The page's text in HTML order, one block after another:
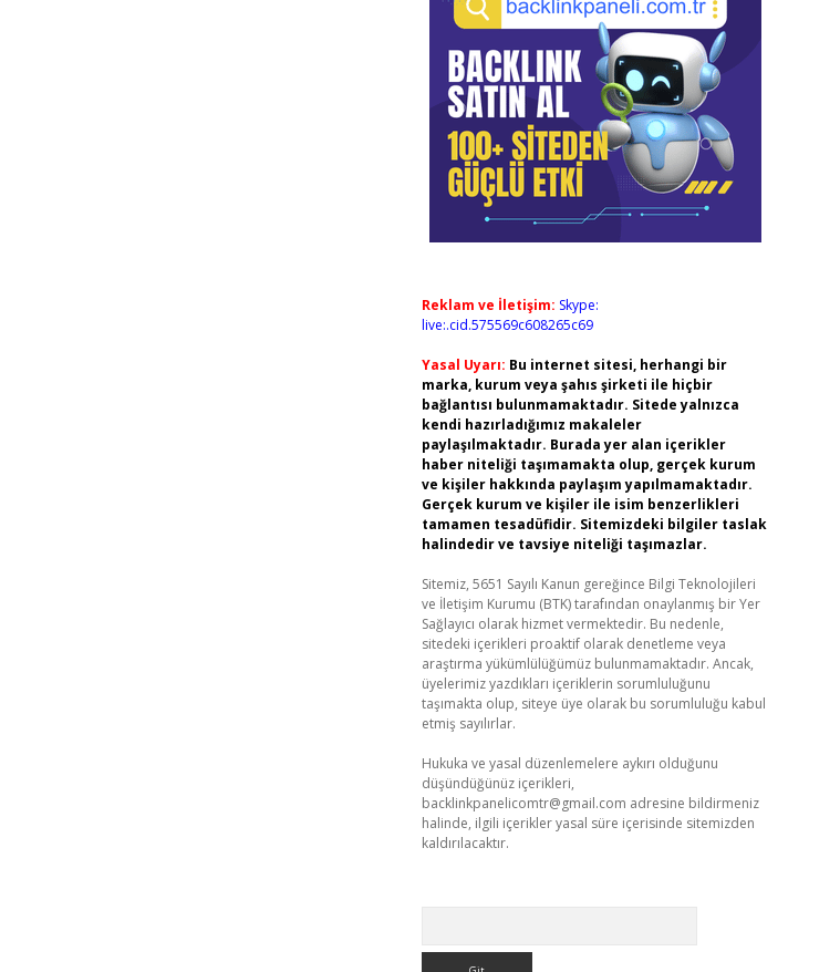
Reklam ve İletişim: Skype:
live:.cid.575569c608265c69
Yasal Uyarı: Bu internet sitesi, herhangi bir
marka, kurum veya şahıs şirketi ile hiçbir
bağlantısı bulunmamaktadır. Sitede yalnızca
kendi hazırladığımız makaleler
paylaşılmaktadır. Burada yer alan içerikler
haber niteliği taşımamakta olup, gerçek kurum
ve kişiler hakkında paylaşım yapılmamaktadır.
Gerçek kurum ve kişiler ile isim benzerlikleri
tamamen tesadüfidir. Sitemizdeki bilgiler taslak
halindedir ve tavsiye niteliği taşımazlar.
Sitemiz, 5651 Sayılı Kanun gereğince Bilgi Teknolojileri
ve İletişim Kurumu (BTK) tarafından onaylanmış bir Yer
Sağlayıcı olarak hizmet vermektedir. Bu nedenle,
sitedeki içerikleri proaktif olarak denetleme veya
araştırma yükümlülüğümüz bulunmamaktadır. Ancak,
üyelerimiz yazdıkları içeriklerin sorumluluğunu
taşımakta olup, siteye üye olarak bu sorumluluğu kabul
etmiş sayılırlar.
Hukuka ve yasal düzenlemelere aykırı olduğunu
düşündüğünüz içerikleri,
backlinkpanelicomtr@gmail.com adresine bildirmeniz
halinde, ilgili içerikler yasal süre içerisinde sitemizden
kaldırılacaktır.